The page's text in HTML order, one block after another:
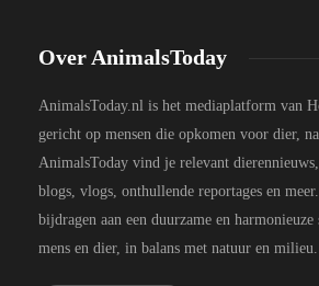
Over AnimalsToday
AnimalsToday.nl is het mediaplatform van
gericht op mensen die opkomen voor dier,
AnimalsToday vind je relevant
blogs, vlogs, onthullende reportages en
bijdragen aan een duurzame en
mens en dier, in balans met natuur en milieu.